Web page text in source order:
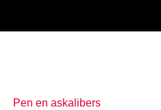
Pen en askalibers